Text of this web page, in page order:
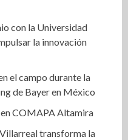
con la Universidad
la innovación
el campo durante la
de Bayer en México
en COMAPA Altamira
transforma la